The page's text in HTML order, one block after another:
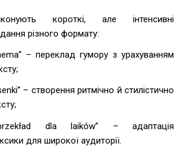
короткі, але інтенсивні
різного формату:
– переклад гумору з урахуванням
– створення ритмічно й стилістично
dla laików” – адаптація
для широкої аудиторії.